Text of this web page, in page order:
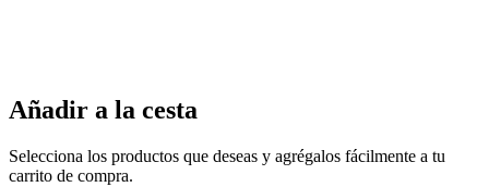
Añadir a la cesta
Selecciona los productos que deseas y agrégalos fácilmente a tu
carrito de compra.